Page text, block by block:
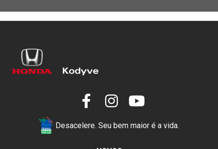
Desacelere. Seu bem maior é a vida.